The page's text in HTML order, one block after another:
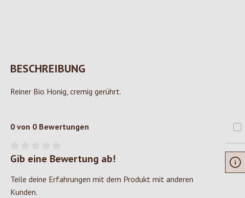
BESCHREIBUNG
Reiner Bio Honig, cremig gerührt.
0 von 0 Bewertungen
Durchschnittliche Bewertung von 0 von 5 Sternen
Gib eine Bewertung ab!
Teile deine Erfahrungen mit dem Produkt mit anderen
Kunden.